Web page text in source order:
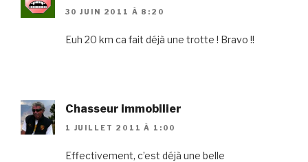
30 JUIN 2011 À 8:20
Euh 20 km ca fait déjà une trotte ! Bravo !!
Chasseur immobilier
1 JUILLET 2011 À 1:00
Effectivement, c’est déjà une belle